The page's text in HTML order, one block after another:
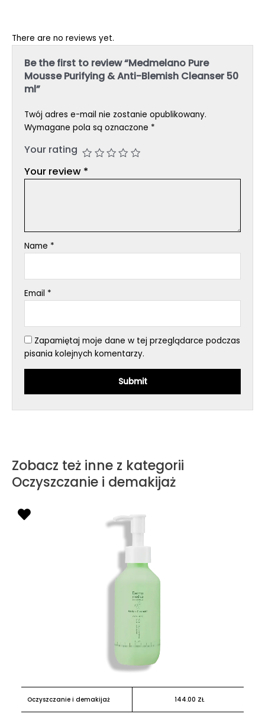
There are no reviews yet.
Be the first to review “Medmelano Pure
Mousse Purifying & Anti-Blemish Cleanser 50
ml”
Twój adres e-mail nie zostanie opublikowany.
Wymagane pola są oznaczone *
Your rating
Your review *
Name *
Email *
Zapamiętaj moje dane w tej przeglądarce podczas
pisania kolejnych komentarzy.
Zobacz też inne z kategorii
Oczyszczanie i demakijaż
Oczyszczanie i demakijaż 144.00 ZŁ